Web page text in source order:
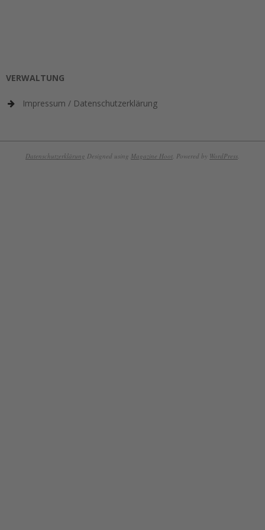
VERWALTUNG
Impressum / Datenschutzerklärung
Datenschutzerklärung Designed using Magazine Hoot. Powered by WordPress.